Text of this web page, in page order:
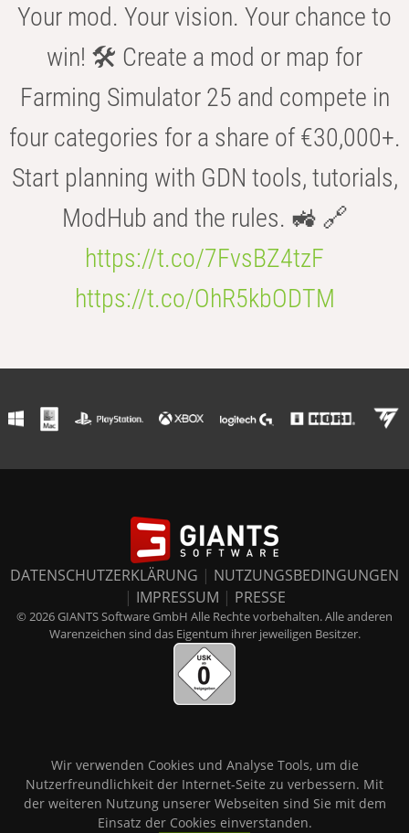
Your mod. Your vision. Your chance to
win! 🛠️ Create a mod or map for
Farming Simulator 25 and compete in
four categories for a share of €30,000+.
Start planning with GDN tools, tutorials,
ModHub and the rules. 🚜 🔗
https://t.co/7FvsBZ4tzF
https://t.co/OhR5kbODTM
DATENSCHUTZERKLÄRUNG | NUTZUNGSBEDINGUNGEN
| IMPRESSUM | PRESSE
© 2026 GIANTS Software GmbH Alle Rechte vorbehalten. Alle anderen
Warenzeichen sind das Eigentum ihrer jeweiligen Besitzer.
Wir verwenden Cookies und Analyse Tools, um die
Nutzerfreundlichkeit der Internet-Seite zu verbessern. Mit
der weiteren Nutzung unserer Webseiten sind Sie mit dem
Einsatz der Cookies einverstanden.